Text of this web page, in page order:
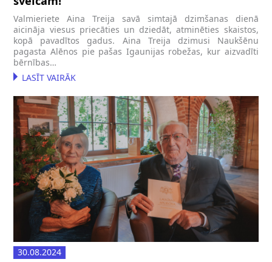
Valmieriete Aina Treija savā simtajā dzimšanas dienā
aicināja viesus priecāties un dziedāt, atminēties skaistos,
kopā pavadītos gadus. Aina Treija dzimusi Naukšēnu
pagasta Alēnos pie pašas Igaunijas robežas, kur aizvadīti
bērnības…
LASĪT VAIRĀK
30.08.2024